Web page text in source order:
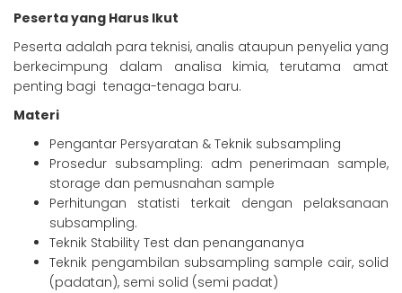
Peserta yang Harus Ikut
Peserta adalah para teknisi, analis ataupun penyelia yang
berkecimpung dalam analisa kimia, terutama amat
penting bagi tenaga-tenaga baru.
Materi
Pengantar Persyaratan & Teknik subsampling
Prosedur subsampling: adm penerimaan sample,
storage dan pemusnahan sample
Perhitungan statisti terkait dengan pelaksanaan
subsampling.
Teknik Stability Test dan penangananya
Teknik pengambilan subsampling sample cair, solid
(padatan), semi solid (semi padat)